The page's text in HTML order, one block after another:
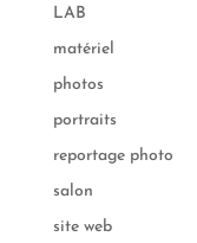
LAB
matériel
photos
portraits
reportage photo
salon
site web